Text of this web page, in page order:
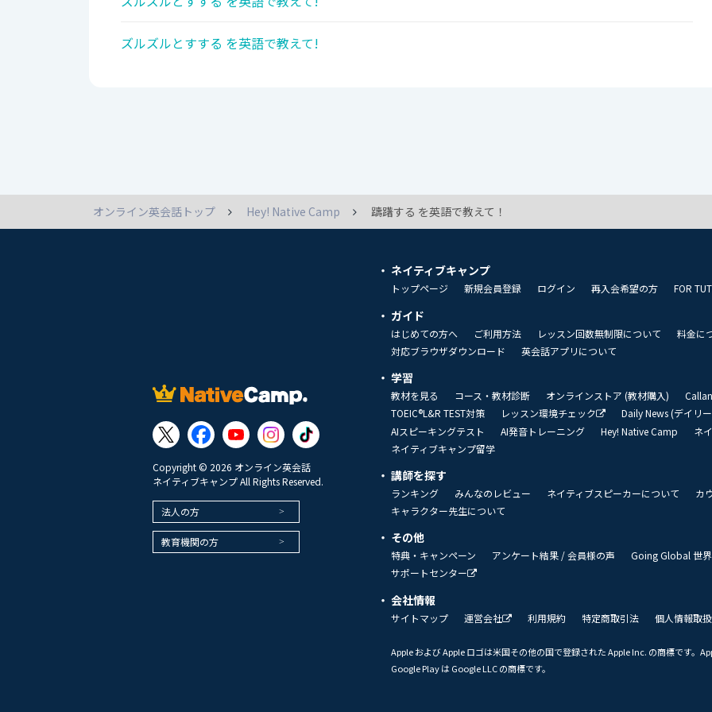
ズルズルとすする を英語で教えて!
オンライン英会話トップ Hey! Native Camp 躊躇する を英語で教えて！
Copyright © 2026 オンライン英会話
ネイティブキャンプ All Rights Reserved.
法人の方
教育機関の方
ネイティブキャンプ
トップページ 新規会員登録 ログイン 再入会希望の方 FOR
ガイド
はじめての方へ ご利用方法 レッスン回数無制限について 料金に
対応ブラウザダウンロード
英会話アプリについて
学習
教材を見る コース・教材診断 オンラインストア (教材購入)
TOEIC®L&R TEST対策
レッスン環境チェック Daily News (デイリ
AIスピーキングテスト
AI発音トレーニング Hey! Native Camp ネ
ネイティブキャンプ留学
講師を探す
ランキング みんなのレビュー ネイティブスピーカーについて
カ
キャラクター先生について
その他
特典・キャンペーン アンケート結果 / 会員様の声 Going Global 世
サポートセンター
会社情報
サイトマップ 運営会社 利用規約 特定商取引法 個人情報取
Apple および Apple ロゴは米国その他の国で登録された Apple Inc. の商標です。
Google Play は Google LLC の商標です。